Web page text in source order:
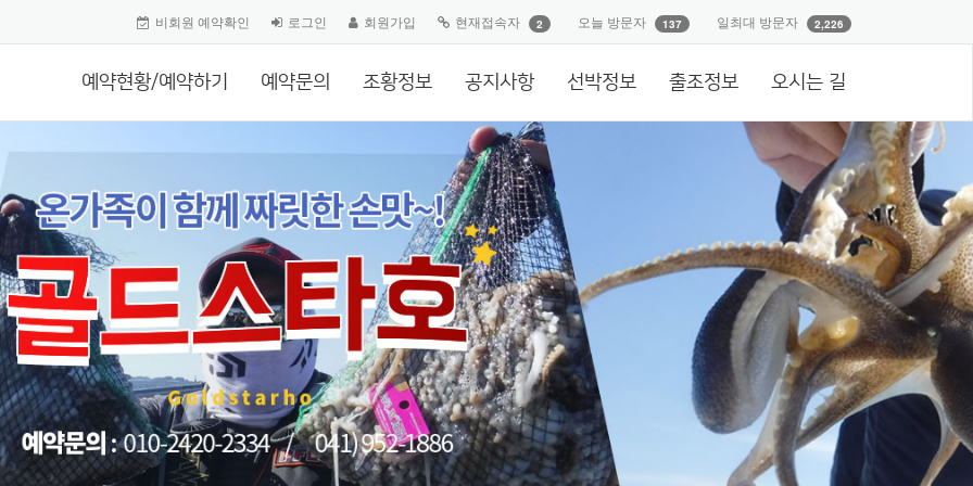
비회원 예약확인 로그인 회원가입 현재접속자 2 오늘 방문자 137 일최대 방문자 2,226
예약현황/예약하기 예약문의 조황정보 공지사항 선박정보 출조정보 오시는 길
경험과 노련한 포인트 공략으로
즐거운 출조를 약속드립니다!